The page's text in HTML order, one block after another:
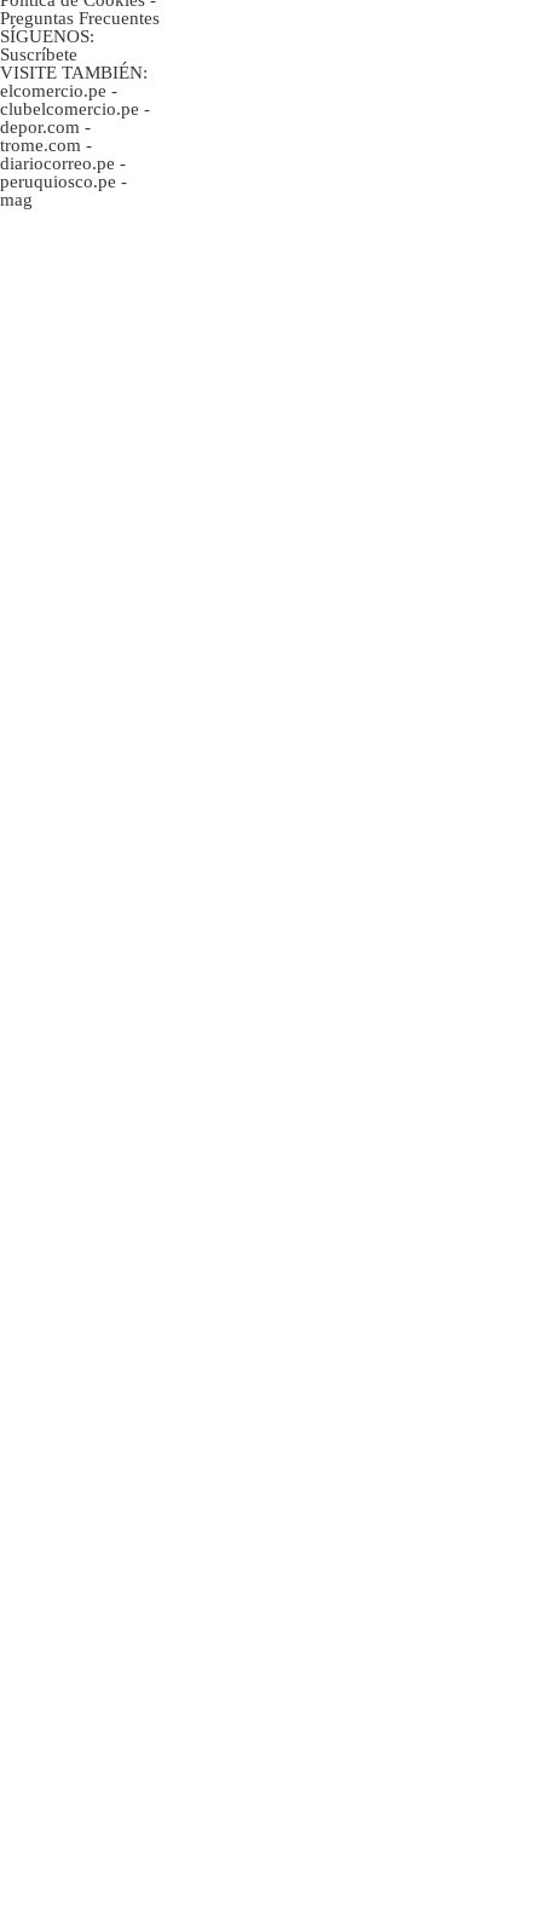
Preguntas Frecuentes
SÍGUENOS:
Suscríbete
VISITE TAMBIÉN:
elcomercio.pe -
clubelcomercio.pe -
depor.com -
trome.com -
diariocorreo.pe -
peruquiosco.pe -
mag